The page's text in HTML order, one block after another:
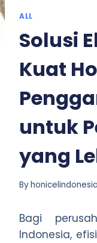
ALL
Solusi
Kuat
untuk
yang
By
Bagi
Indonesia,